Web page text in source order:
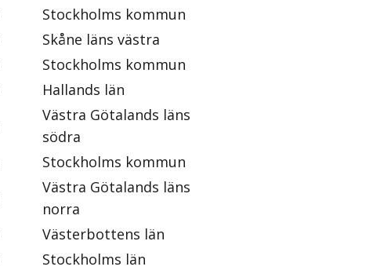
Stockholms kommun
Skåne läns västra
Stockholms kommun
Hallands län
Västra Götalands läns
södra
Stockholms kommun
Västra Götalands läns
norra
Västerbottens län
Stockholms län